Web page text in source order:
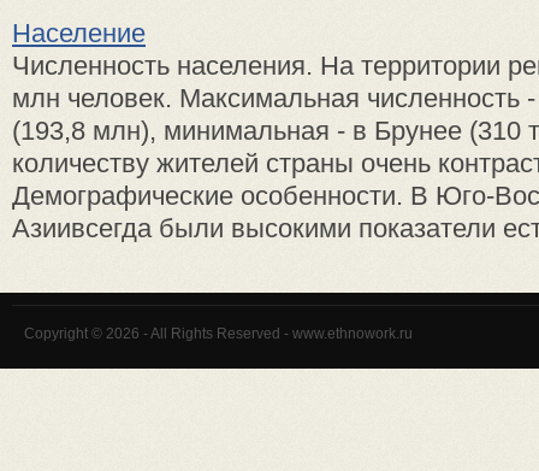
Население
Численность населения. На территории
млн человек. Максимальная численность
(193,8 млн), минимальная - в Брунее (310
количеству жителей страны очень
Демографические особенности. В Юго-
Азиивсегда были высокими показатели
Copyright © 2026 - All Rights Reserved - www.ethnowork.ru